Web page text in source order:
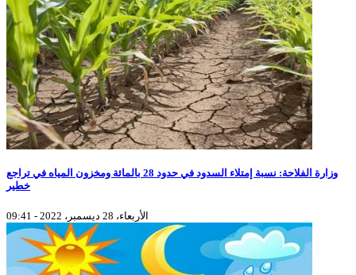
وزارة الفلاحة: نسبة إمتلاء السدود في حدود 28 بالمائة ومخزون المياه في تراجع
خطير
الأربعاء، 28 ديسمبر، 2022 - 09:41